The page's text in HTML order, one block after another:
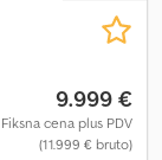
9.999 €
Fiksna cena plus PDV
(11.999 € bruto)